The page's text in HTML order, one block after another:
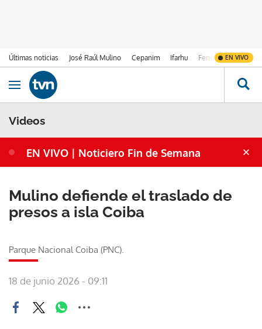
Últimas noticias José Raúl Mulino Cepanim Ifarhu Fenómeno de El
EN VIVO
Ir al contenido
Obrir navegació
Videos
EN VIVO | Noticiero Fin de Semana
Mulino defiende el traslado de
presos a isla Coiba
Parque Nacional Coiba (PNC).
18 de junio 2026 - 09:11